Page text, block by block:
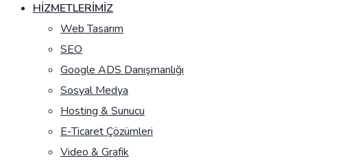
HIZMETLERIMIZ
Web Tasarım
SEO
Google ADS Danışmanlığı
Sosyal Medya
Hosting & Sunucu
E-Ticaret Çözümleri
Video & Grafik